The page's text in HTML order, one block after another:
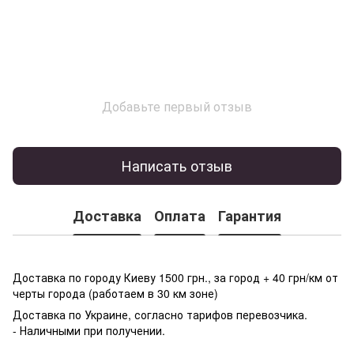
Добавьте первый отзыв
Написать отзыв
Доставка Оплата Гарантия
Доставка по городу Киеву 1500 грн., за город + 40 грн/км от
черты города (работаем в 30 км зоне)
Доставка по Украине, согласно тарифов перевозчика.
- Наличными при получении.